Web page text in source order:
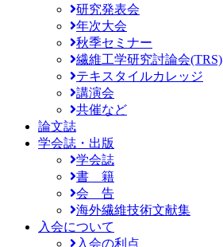
研究発表会
年次大会
秋季セミナー
繊維工学研究討論会(TRS)
テキスタイルカレッジ
講演会
共催など
論文誌
学会誌・出版
学会誌
書 籍
会 告
海外繊維技術文献集
入会について
入会の利点